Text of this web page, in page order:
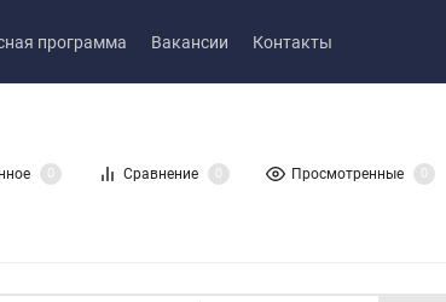
программа Вакансии Контакты
0 Сравнение 0 Просмотренные 0